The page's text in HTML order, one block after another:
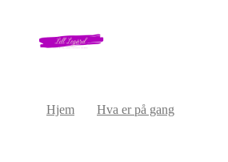
Hjem Hva er på gang